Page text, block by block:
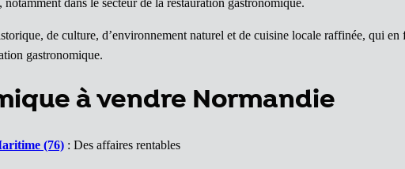
, notamment dans le secteur de la restauration gastronomique.
de culture, d’environnement naturel et de cuisine locale raffinée, qui
gastronomique.
à vendre Normandie
(76) : Des affaires rentables